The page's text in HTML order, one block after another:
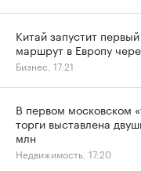
Китай запустит
маршрут в Европу
Бизнес, 17:21
В первом московском
торги выставлена
млн
Недвижимость, 17:20